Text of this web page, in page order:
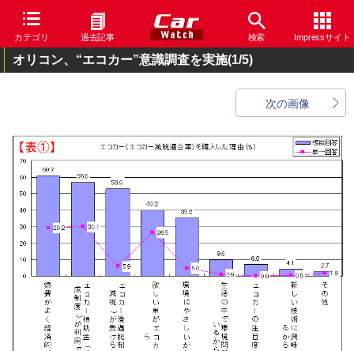
カテゴリ 過去記事 検索 Impressサイト
オリコン、“エコカー”意識調査を実施(1/5)
次の画像